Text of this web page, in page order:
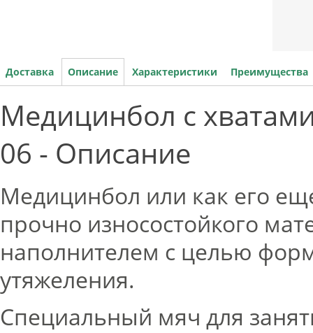
Доставка Описание Характеристики Преимущества
Медицинбол с
06 - Описание
Медицинбол или как его
прочно износостойкого
наполнителем с целью
утяжеления.
Специальный мяч для